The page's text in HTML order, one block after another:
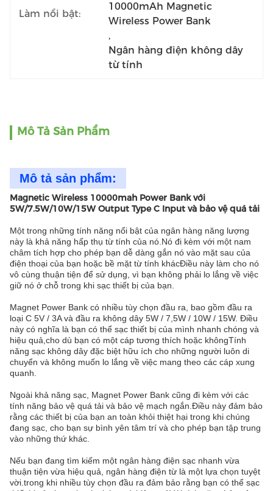
Làm nổi bật:
10000mAh Magnetic
Wireless Power Bank
,
Ngân hàng điện không dây
từ tính
Mô Tả Sản Phẩm
Mô tả sản phẩm:
Magnetic Wireless 10000mah Power Bank với
5W/7.5W/10W/15W Output Type C Input và bảo vệ quá tải
Một trong những tính năng nổi bật của ngân hàng năng lượng
này là khả năng hấp thụ từ tính của nó.Nó đi kèm với một nam
châm tích hợp cho phép bạn dễ dàng gắn nó vào mặt sau của
điện thoại của bạn hoặc bề mặt từ tính khácĐiều này làm cho nó
vô cùng thuận tiện để sử dụng, vì bạn không phải lo lắng về việc
giữ nó ở chỗ trong khi sạc thiết bị của bạn.
Magnet Power Bank có nhiều tùy chọn đầu ra, bao gồm đầu ra
loại C 5V / 3A và đầu ra không dây 5W / 7,5W / 10W / 15W. Điều
này có nghĩa là bạn có thể sạc thiết bị của mình nhanh chóng và
hiệu quả,cho dù bạn có một cáp tương thích hoặc khôngTính
năng sạc không dây đặc biệt hữu ích cho những người luôn di
chuyển và không muốn lo lắng về việc mang theo các cáp xung
quanh.
Ngoài khả năng sạc, Magnet Power Bank cũng đi kèm với các
tính năng bảo vệ quá tải và bảo vệ mạch ngắn.Điều này đảm bảo
rằng các thiết bị của bạn an toàn khỏi thiệt hại trong khi chúng
đang sạc, cho bạn sự bình yên tâm trí và cho phép bạn tập trung
vào những thứ khác.
Nếu bạn đang tìm kiếm một ngân hàng điện sạc nhanh vừa
thuận tiện vừa hiệu quả, ngân hàng điện từ là một lựa chọn tuyệt
vời.trong khi nhiều tùy chọn đầu ra đảm bảo rằng bạn có thể sạc